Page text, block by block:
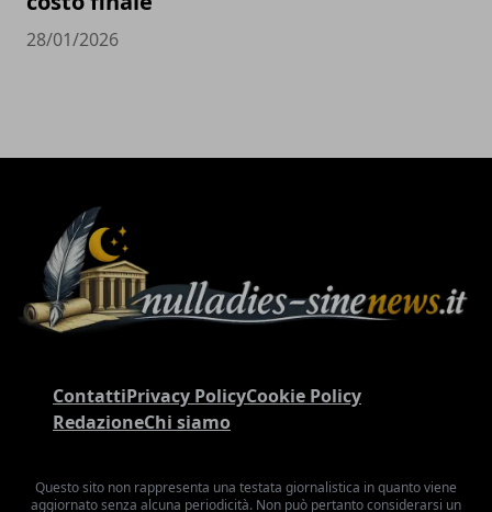
28/01/2026
ContattiPrivacy PolicyCookie Policy
RedazioneChi siamo
Questo sito non rappresenta una testata giornalistica in quanto viene
aggiornato senza alcuna periodicità. Non può pertanto considerarsi un